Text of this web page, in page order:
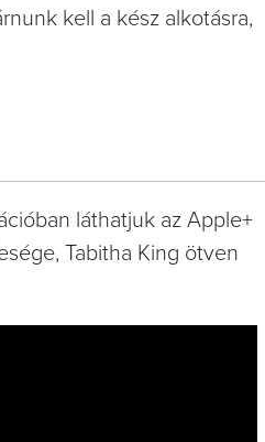
kell a kész alkotásra,
láthatjuk az Apple+
Tabitha King ötven